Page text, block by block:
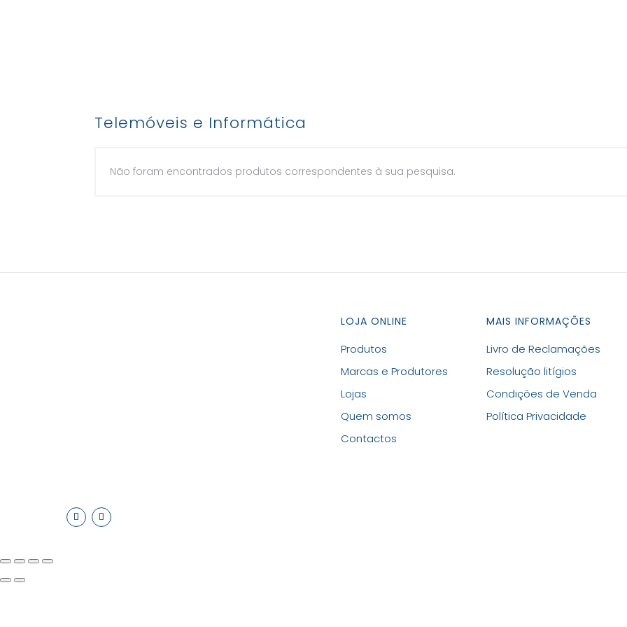
Telemóveis e Informática
Não foram encontrados produtos correspondentes à sua pesquisa.
LOJA ONLINE
Produtos
Marcas e Produtores
Lojas
Quem somos
Contactos
MAIS INFORMAÇÕES
Livro de Reclamações
Resolução litígios
Condições de Venda
Política Privacidade